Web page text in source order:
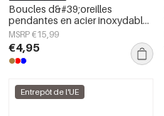
Boucles d&#39;oreilles
pendantes en acier inoxydable,
motif fleur, collection Daily
Simple, bijoux pour femmes
MSRP €15,99
€4,95
Entrepôt de l'UE